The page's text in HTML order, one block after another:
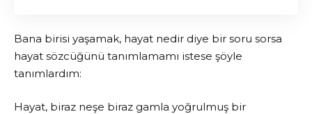
Bana birisi yaşamak, hayat nedir diye bir soru sorsa
hayat sözcüğünü tanımlamamı istese şöyle
tanımlardım:
Hayat, biraz neşe biraz gamla yoğrulmuş bir